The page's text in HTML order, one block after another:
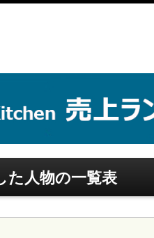
た人物の一覧表